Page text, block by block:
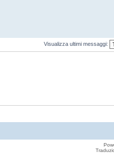
Visualizza ultimi messaggi: